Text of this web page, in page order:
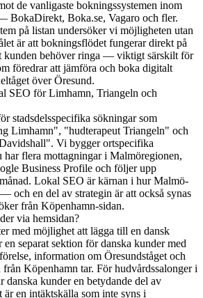
de vanligaste bokningssystemen inom
BokaDirekt, Boka.se, Vagaro och fler.
på listan undersöker vi möjligheten utan
är att bokningsflödet fungerar direkt på
kunden behöver ringa — viktigt särskilt för
föredrar att jämföra och boka digitalt
över Öresund.
SEO för Limhamn, Triangeln och
stadsdelsspecifika sökningar som
Limhamn", "hudterapeut Triangeln" och
Vi bygger ortspecifika
har flera mottagningar i Malmöregionen,
Business Profile och följer upp
Lokal SEO är kärnan i hur Malmö-
och en del av strategin är att också synas
från Köpenhamn-sidan.
via hemsidan?
med möjlighet att lägga till en dansk
en separat sektion för danska kunder med
information om Öresundståget och
från Köpenhamn tar. För hudvårdssalonger i
danska kunder en betydande del av
en intäktskälla som inte syns i